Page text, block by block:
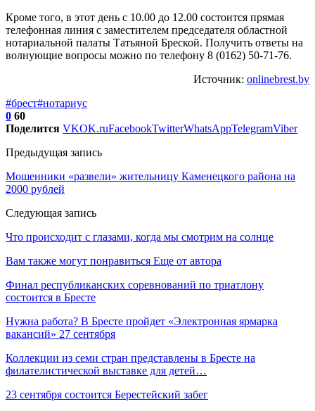
Кроме того, в этот день с 10.00 до 12.00 состоится прямая
телефонная линия с заместителем председателя областной
нотариальной палаты Татьяной Бреской. Получить ответы на
волнующие вопросы можно по телефону 8 (0162) 50-71-76.
Источник: onlinebrest.by
#брест#нотариус
0 60
Поделится VKOK.ruFacebookTwitterWhatsAppTelegramViber
Предыдущая запись
Мошенники «развели» жительницу Каменецкого района на
2000 рублей
Следующая запись
Что происходит с глазами, когда мы смотрим на солнце
Вам также могут понравиться Еще от автора
Финал республиканских соревнований по триатлону
состоится в Бресте
Нужна работа? В Бресте пройдет «Электронная ярмарка
вакансий» 27 сентября
Коллекции из семи стран представлены в Бресте на
филателистической выставке для детей…
23 сентября состоится Берестейский забег